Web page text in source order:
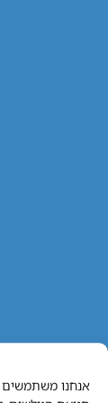
אנחנו משתמשים